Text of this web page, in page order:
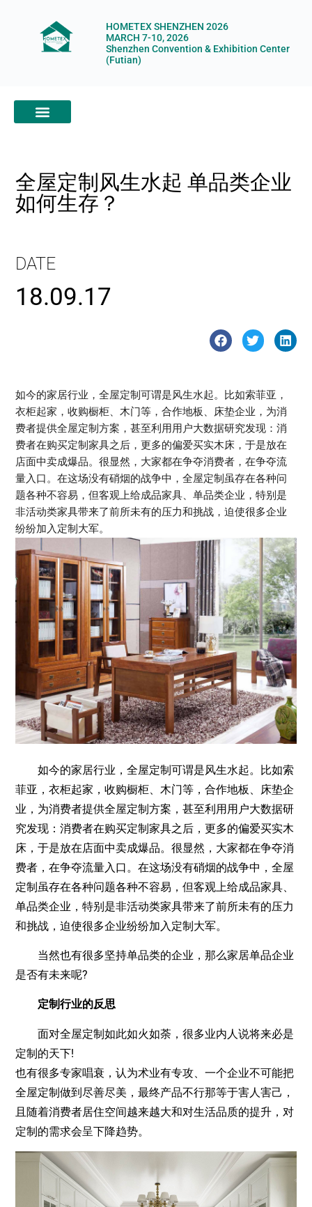
HOMETEX SHENZHEN 2026
MARCH 7-10, 2026
Shenzhen Convention & Exhibition Center
(Futian)
全屋定制风生水起 单品类企业
如何生存？
DATE
18.09.17
如今的家居行业，全屋定制可谓是风生水起。比如索菲亚，
衣柜起家，收购橱柜、木门等，合作地板、床垫企业，为消
费者提供全屋定制方案，甚至利用用户大数据研究发现：消
费者在购买定制家具之后，更多的偏爱买实木床，于是放在
店面中卖成爆品。很显然，大家都在争夺消费者，在争夺流
量入口。在这场没有硝烟的战争中，全屋定制虽存在各种问
题各种不容易，但客观上给成品家具、单品类企业，特别是
非活动类家具带来了前所未有的压力和挑战，迫使很多企业
纷纷加入定制大军。
如今的家居行业，全屋定制可谓是风生水起。比如索
菲亚，衣柜起家，收购橱柜、木门等，合作地板、床垫企
业，为消费者提供全屋定制方案，甚至利用用户大数据研
究发现：消费者在购买定制家具之后，更多的偏爱买实木
床，于是放在店面中卖成爆品。很显然，大家都在争夺消
费者，在争夺流量入口。在这场没有硝烟的战争中，全屋
定制虽存在各种问题各种不容易，但客观上给成品家具、
单品类企业，特别是非活动类家具带来了前所未有的压力
和挑战，迫使很多企业纷纷加入定制大军。
当然也有很多坚持单品类的企业，那么家居单品企业
是否有未来呢?
定制行业的反思
面对全屋定制如此如火如荼，很多业内人说将来必是
定制的天下!
也有很多专家唱衰，认为术业有专攻、一个企业不可能把
全屋定制做到尽善尽美，最终产品不行那等于害人害己，
且随着消费者居住空间越来越大和对生活品质的提升，对
定制的需求会呈下降趋势。